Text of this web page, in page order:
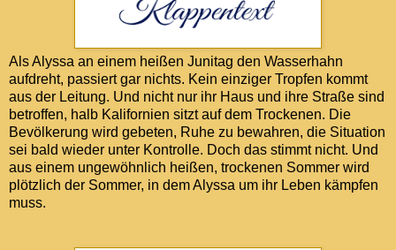
Als Alyssa an einem heißen Junitag den Wasserhahn
aufdreht, passiert gar nichts. Kein einziger Tropfen kommt
aus der Leitung. Und nicht nur ihr Haus und ihre Straße sind
betroffen, halb Kalifornien sitzt auf dem Trockenen. Die
Bevölkerung wird gebeten, Ruhe zu bewahren, die Situation
sei bald wieder unter Kontrolle. Doch das stimmt nicht. Und
aus einem ungewöhnlich heißen, trockenen Sommer wird
plötzlich der Sommer, in dem Alyssa um ihr Leben kämpfen
muss.